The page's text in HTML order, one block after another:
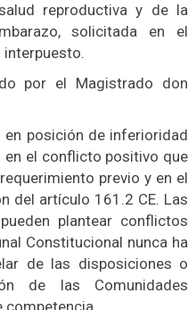
reproductiva y de la
solicitada en el
por el Magistrado don
en posición de inferioridad
en el conflicto positivo que
previo y en el
del artículo 161.2 CE. Las
plantear conflictos
Constitucional nunca ha
de las disposiciones o
de las Comunidades
competencia.